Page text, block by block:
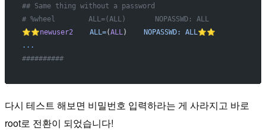
## Same thing without a password
# %wheel        ALL=(ALL)       NOPASSWD: ALL
⭐️⭐️newuser2
    ALL=
(ALL) NOPASSWD:
ALL⭐️⭐️
...
##########
다시 테스트 해보면 비밀번호 입력하라는 게 사라지고 바로
root로 전환이 되었습니다!